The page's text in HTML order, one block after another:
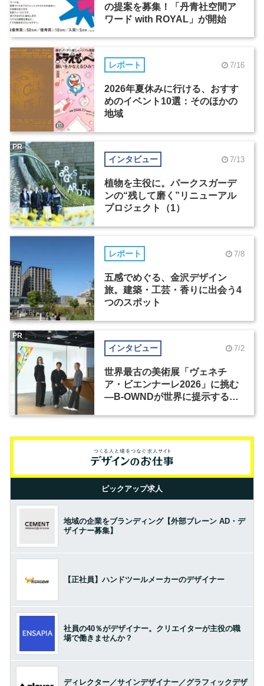
の提案を募集！「丹青社空間ア
ワード with ROYAL」が開始
レポート 7/16
2026年夏休みに行ける、おすす
めのイベント10選：そのほかの
地域
インタビュー 7/13
植物を主役に。パークスガーデ
ンの“残して磨く”リニューアル
プロジェクト（1）
PR
レポート 7/8
五感でめぐる、金沢デザイン
旅。建築・工芸・香りに出会う4
つのスポット
インタビュー 7/2
世界最古の美術展「ヴェネチ
ア・ビエンナーレ2026」に挑む
―B-OWNDが世界に提示する美
PR
ピックアップ求人
地域の企業をブランディング【外部ブレーン AD・デ
ザイナー募集】
【正社員】ハンドツールメーカーのデザイナー
社員の40％がデザイナー。クリエイターが主役の職
場で働きませんか？
ディレクター／サインデザイナー／グラフィックデザ